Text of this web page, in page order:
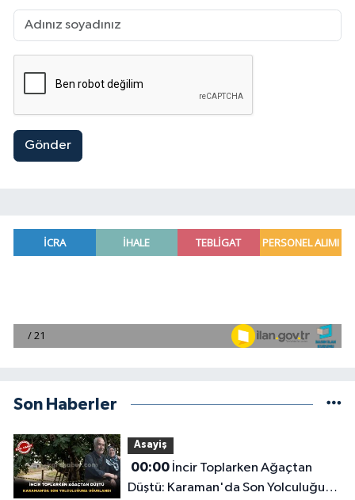
Gönder
Son Haberler
Asayiş
00:00İncir Toplarken Ağaçtan
Düştü: Karaman'da Son Yolculuğuna